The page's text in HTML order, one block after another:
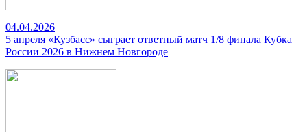
04.04.2026
5 апреля «Кузбасс» сыграет ответный матч 1/8 финала Кубка
России 2026 в Нижнем Новгороде